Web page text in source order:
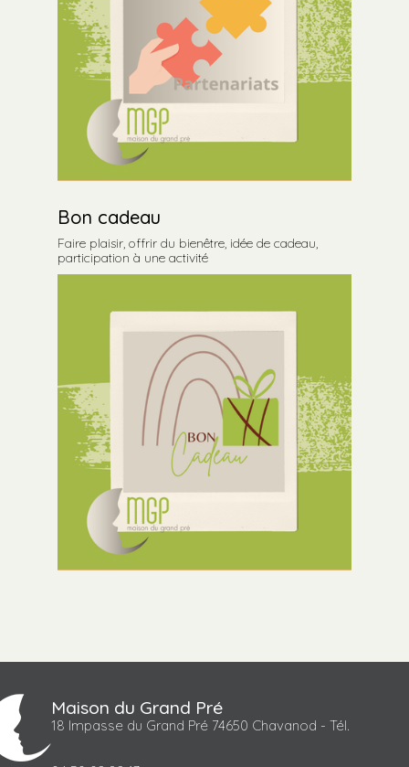
Bon cadeau
Faire plaisir, offrir du bienêtre, idée de cadeau,
participation à une activité
Maison du Grand Pré
18 Impasse du Grand Pré 74650 Chavanod - Tél.